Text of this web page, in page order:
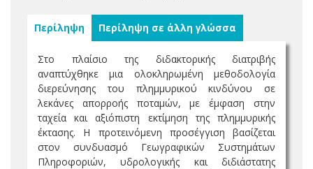
Περίληψη Περίληψη σε άλλη γλώσσα
Στο πλαίσιο της διδακτορικής διατριβής
αναπτύχθηκε μια ολοκληρωμένη μεθοδολογία
διερεύνησης του πλημμυρικού κινδύνου σε
λεκάνες απορροής ποταμών, με έμφαση στην
ταχεία και αξιόπιστη εκτίμηση της πλημμυρικής
έκτασης. Η προτεινόμενη προσέγγιση βασίζεται
στον συνδυασμό Γεωγραφικών Συστημάτων
Πληροφοριών, υδρολογικής και διδιάστατης